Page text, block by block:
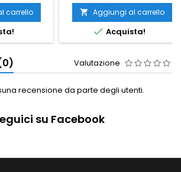
carrello  Aggiungi al carrello
 Acquista!
Valutazione
recensione da parte degli utenti.
su Facebook